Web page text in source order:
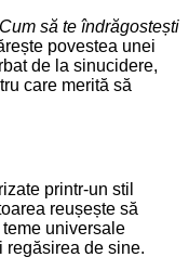
Cum să te îndrăgostești
povestea unei
de la sinucidere,
care merită să
printr-un stil
reușește să
universale
regăsirea de sine.